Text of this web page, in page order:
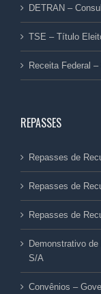
DETRAN –
TSE – Título
Receita Federal
REPASSES
Repasses de
Repasses de
Repasses de
Demonstrativo
S/A
Convênios –